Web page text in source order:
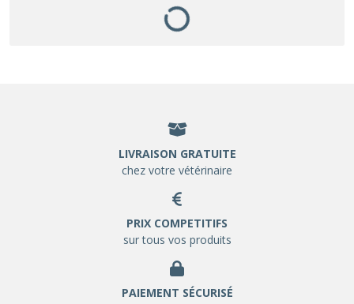
LIVRAISON GRATUITE
chez votre vétérinaire
PRIX COMPETITIFS
sur tous vos produits
PAIEMENT SÉCURISÉ